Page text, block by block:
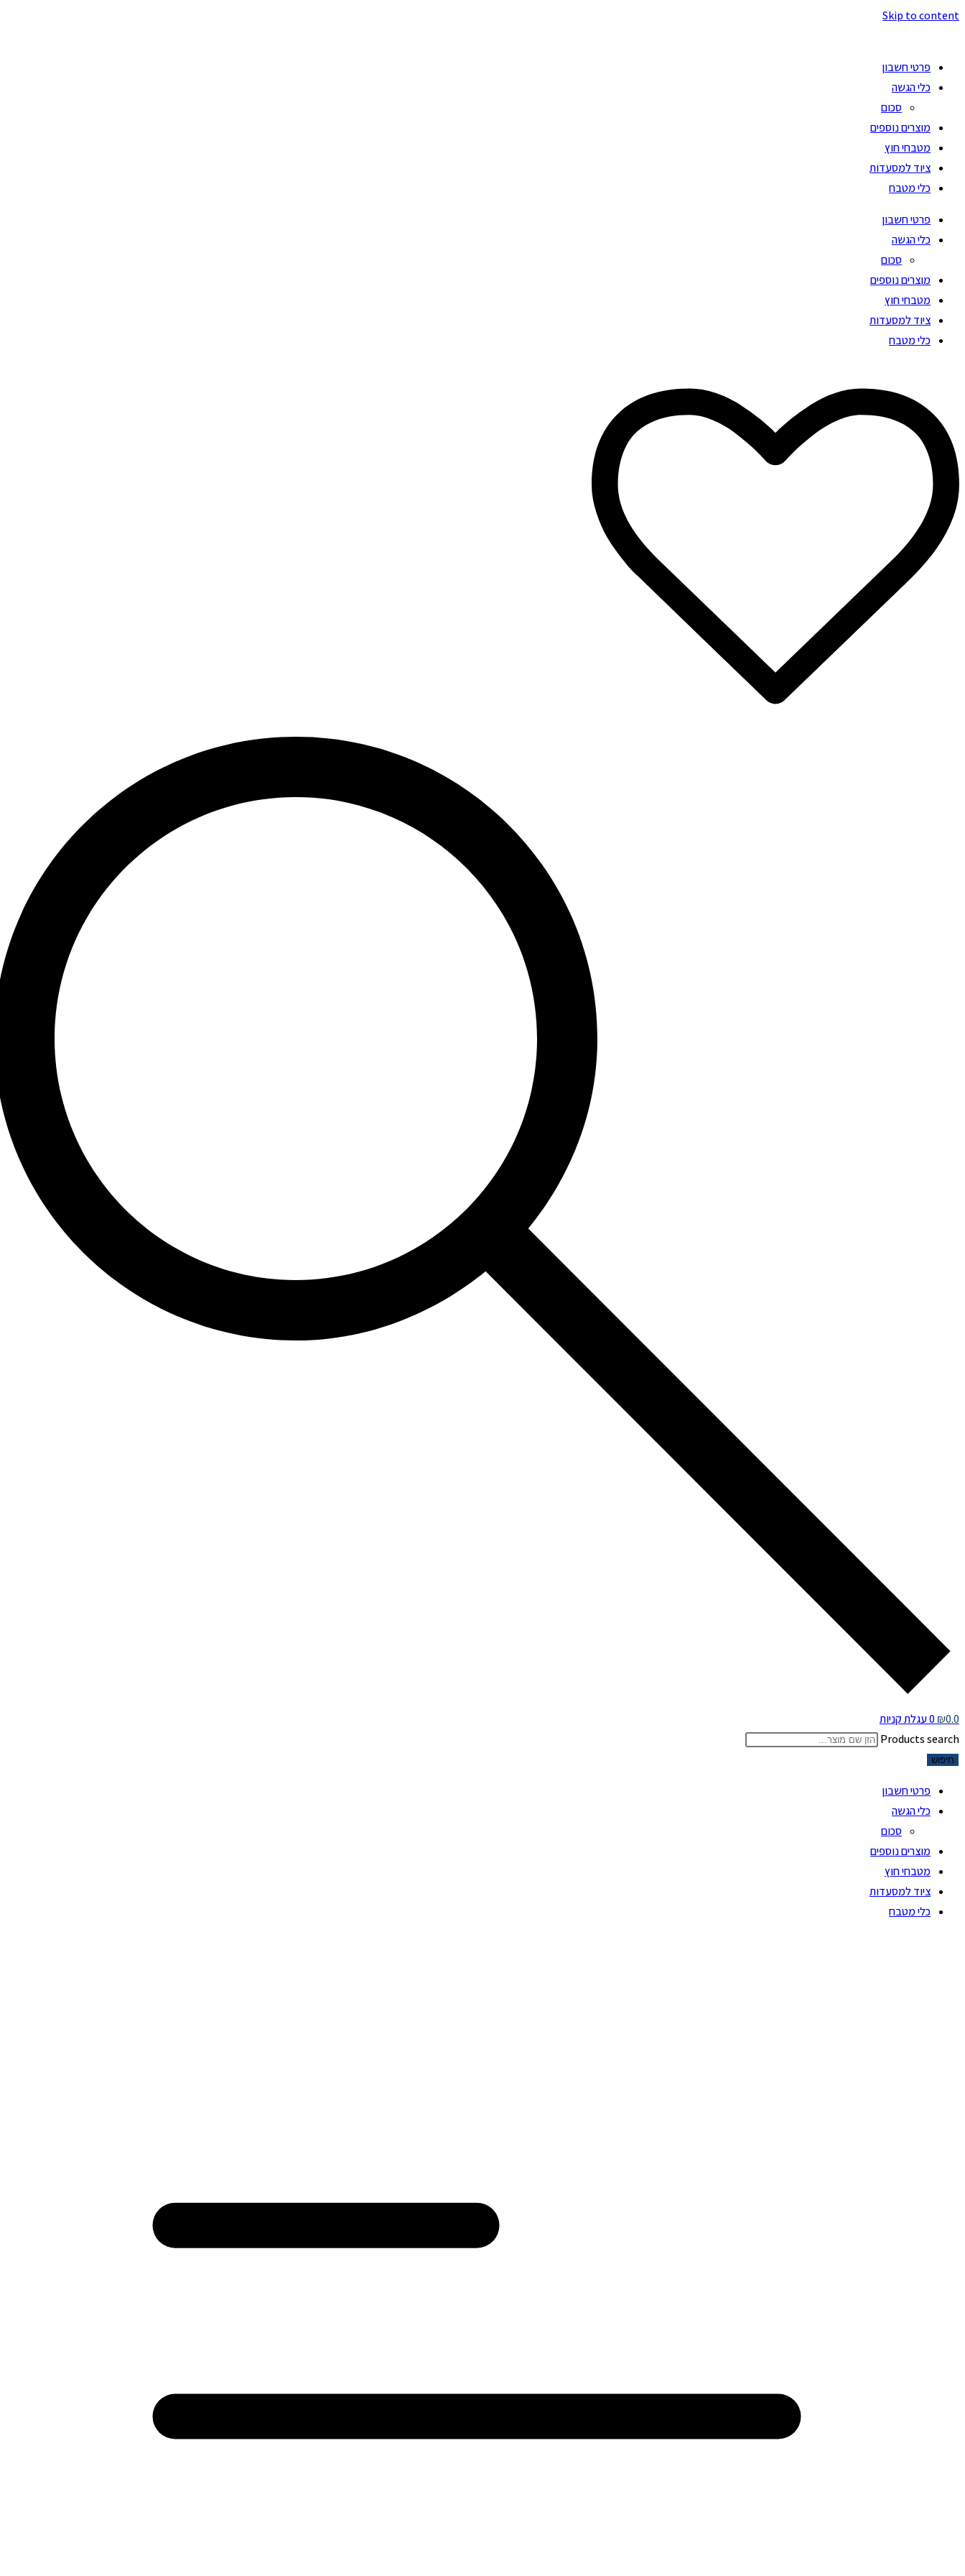
Skip to content
פרטי חשבון
כלי הגשה
סכום
מוצרים נוספים
מטבחי חוץ
ציוד למסעדות
כלי מטבח
פרטי חשבון
כלי הגשה
סכום
מוצרים נוספים
מטבחי חוץ
ציוד למסעדות
כלי מטבח
₪0.0
0עגלת קניות
Products search
חיפוש
פרטי חשבון
כלי הגשה
סכום
מוצרים נוספים
מטבחי חוץ
ציוד למסעדות
כלי מטבח